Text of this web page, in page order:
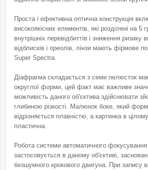
Проста і ефективна оптична конструкція
високоякісних елементів, які розділені на 5
внутрішніх перевідбиттів і зниження ризику
відблисків і ореолів, лінзи мають фірмове
Super Spectra.
Діафрагма складається з семи пелюсток
округлої форми, цей факт має важливе
можливість даного об'єктива здійснювати
глибиною різкості. Малюнок боке, який
відрізняється плавністю, а картинка в
пластична.
Робота системи автоматичного
застосовується в даному об'єктиві,
безшумного крокового двигуна. При запису